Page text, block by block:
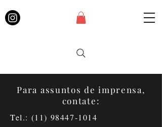
Para assuntos de imprensa,
contate:
Tel.: (11) 98447-1014